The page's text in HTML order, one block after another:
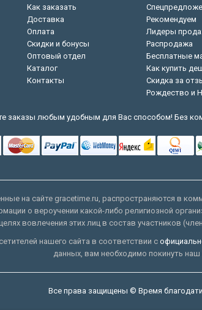
Как заказать
Доставка
Оплата
Скидки и бонусы
Оптовый отдел
Каталог
Контакты
Рекомендуем
Лидеры
Распродажа
Бесплатные
Как купить
Скидка за
Рождество и
заказы любым удобным для Вас способом! Без
на сайте gracetime.ru, распространяются в
о вероучении какой-либо религиозной
вовлечения этих лиц в состав участников
нашего сайта в соответствии с
данных, вам необходимо покинуть наш
Все права защищены © Время